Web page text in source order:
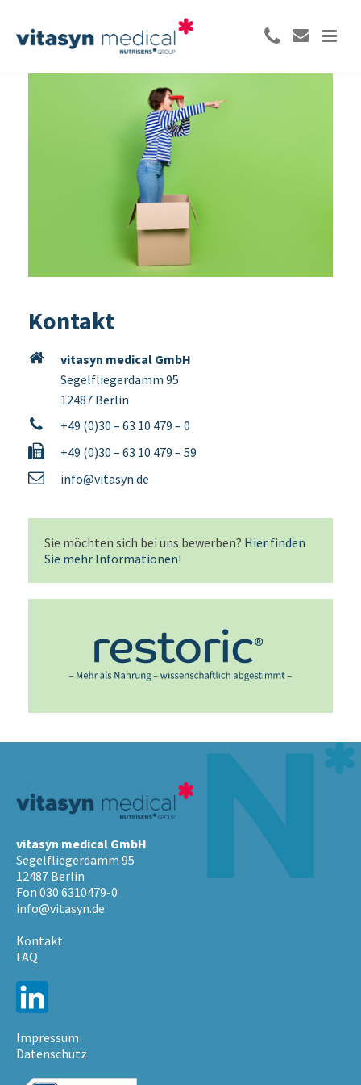
Kontakt
vitasyn medical GmbH
Segelfliegerdamm 95
12487 Berlin
+49 (0)30 – 63 10 479 – 0
+49 (0)30 – 63 10 479 – 59
info@vitasyn.de
Sie möchten sich bei uns bewerben? Hier finden
Sie mehr Informationen!
vitasyn medical GmbH
Segelfliegerdamm 95
12487 Berlin
Fon 030 6310479-0
info@vitasyn.de
Kontakt
FAQ
Impressum
Datenschutz